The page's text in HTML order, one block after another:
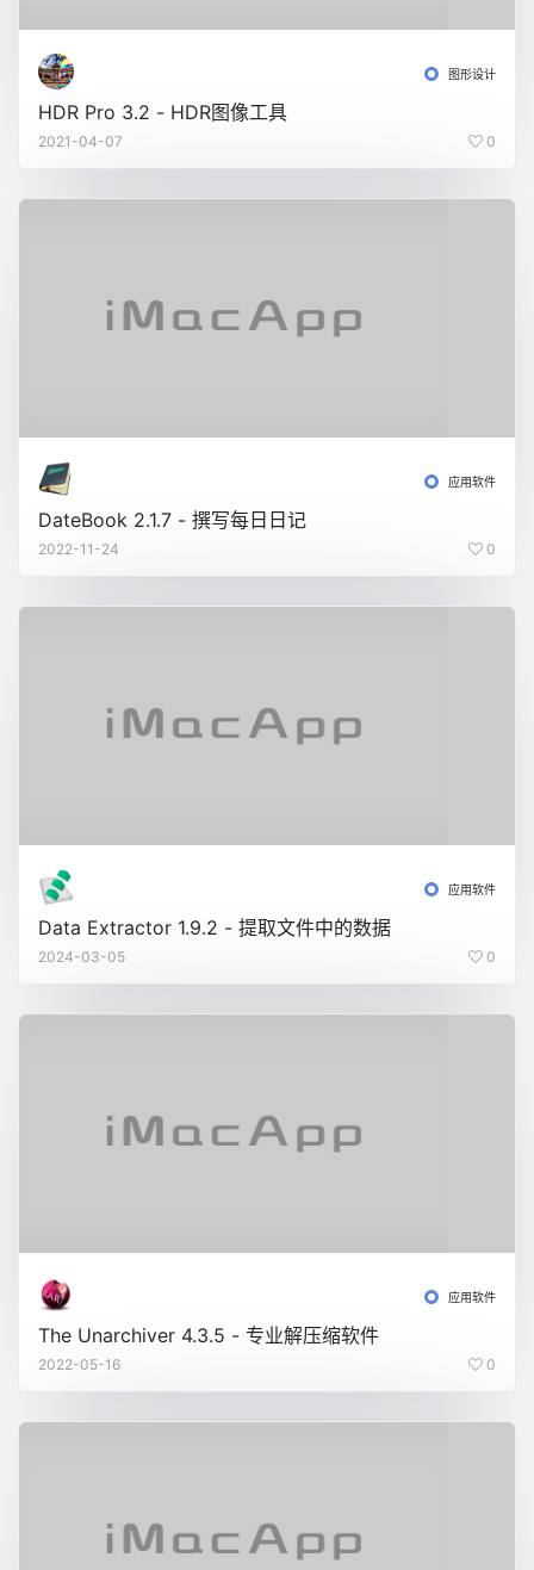
图形设计
HDR Pro 3.2 - HDR图像工具
2021-04-07 0
应用软件
DateBook 2.1.7 - 撰写每日日记
2022-11-24 0
应用软件
Data Extractor 1.9.2 - 提取文件中的数据
2024-03-05 0
应用软件
The Unarchiver 4.3.5 - 专业解压缩软件
2022-05-16 0